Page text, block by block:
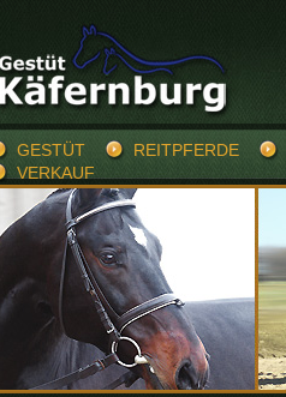
GESTÜT REITPFERDE
VERKAUF